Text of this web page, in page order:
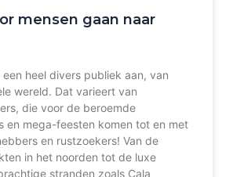
mensen gaan naar
heel divers publiek aan, van
wereld. Dat varieert van
die voor de beroemde
en mega-feesten komen tot en met
en rustzoekers! Van de
in het noorden tot de luxe
stranden zoals Cala